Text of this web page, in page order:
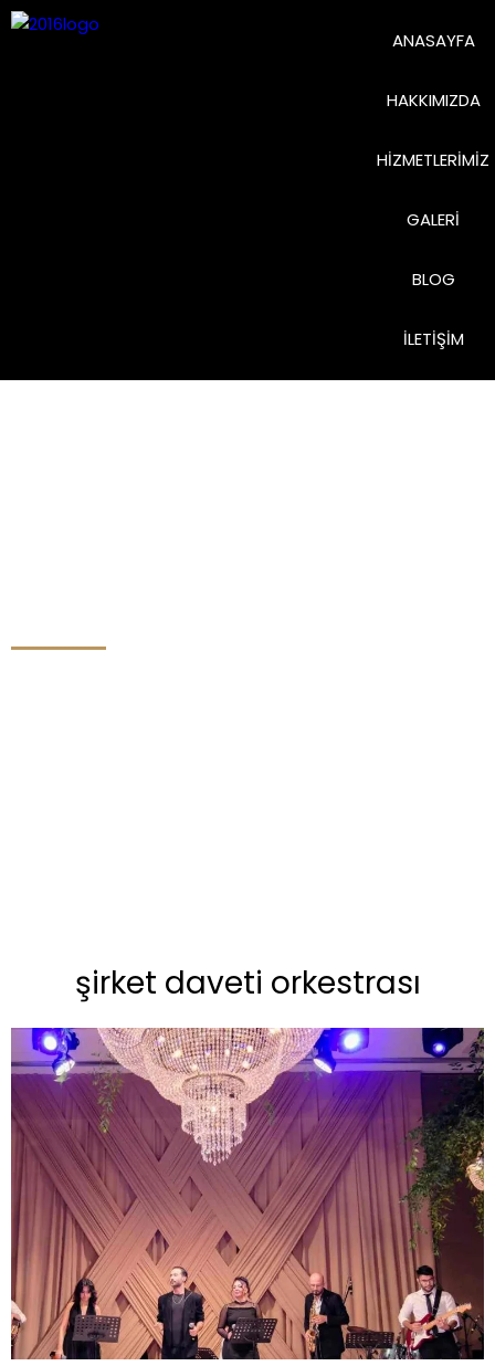
ANASAYFA
HAKKIMIZDA
HIZMETLERIMIZ
GALERI
BLOG
İLETIŞIM
şirket daveti orkestrası